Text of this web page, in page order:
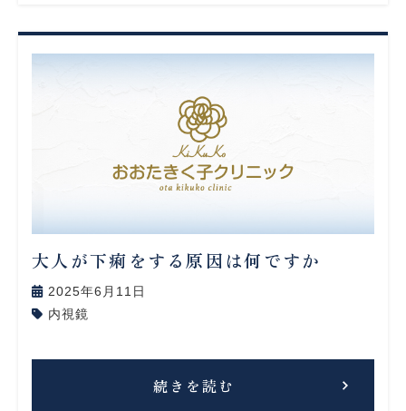
大人が下痢をする原因は何ですか
2025年6月11日
内視鏡
続きを読む